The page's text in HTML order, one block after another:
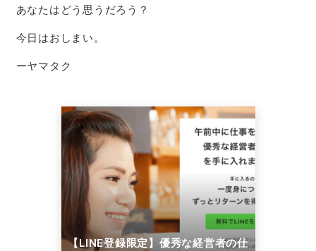
あなたはどう思うだろう？
今日はおしまい。
ーヤマタク
【LINE登録限定】優秀な経営者の仕